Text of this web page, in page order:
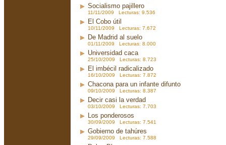
Socialismo pajillero
11/11/2009 Lecturas: 9.536
El Cobo útil
10/11/2009 Lecturas: 7.672
De Madrid al suelo
01/11/2009 Lecturas: 8.000
Universidad caca
25/10/2009 Lecturas: 8.723
El imbécil radicalizado
16/10/2009 Lecturas: 7.872
Chacona para un infante difunto
09/10/2009 Lecturas: 8.387
Decir casi la verdad
03/10/2009 Lecturas: 7.703
Los ponderosos
30/09/2009 Lecturas: 7.541
Gobierno de tahúres
29/09/2009 Lecturas: 7.588